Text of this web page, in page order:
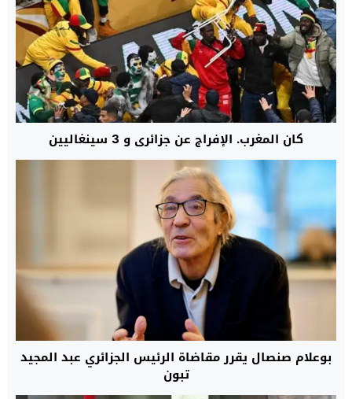
كان المغرب. الإفراج عن جزائري و 3 سينغاليين
بوعلام صنصال يقرر مقاضاة الرئيس الجزائري عبد المجيد
تبون